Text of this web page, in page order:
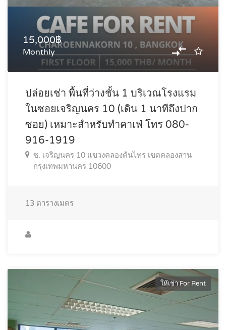
15,000฿
Monthly
ปล่อยเช่า พื้นที่ว่างชั้น 1 บริเวณโรงแรม
ในซอยเจริญนคร 10 (เดิน 1 นาทีถึงปาก
ซอย) เหมาะสำหรับทำคาเฟ่ โทร 080-
916-1919
ซ. เจริญนคร 10 แขวงคลองต้นไทร เขตคลองสาน
กรุงเทพมหานคร 10600
13 ตารางเมตร
ให้เช่า For Rent